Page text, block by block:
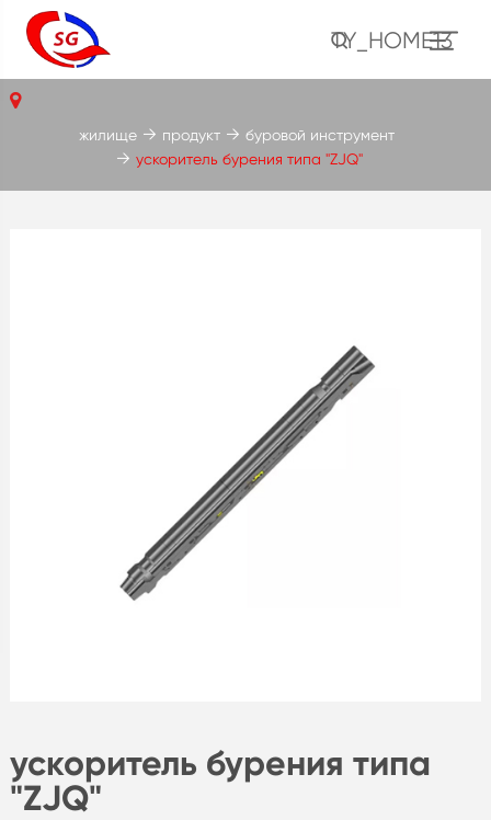
TY_HOME13
ускоритель бурения типа
"ZJQ"
жилище продукт
буровой инструмент
ускоритель бурения типа "ZJQ"